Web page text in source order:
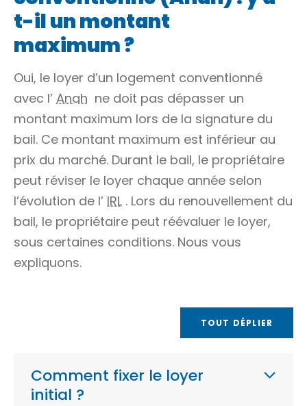
t-il un montant
maximum ?
Oui, le loyer d’un logement conventionné
avec l’ Anah ne doit pas dépasser un
montant maximum lors de la signature du
bail. Ce montant maximum est inférieur au
prix du marché. Durant le bail, le propriétaire
peut réviser le loyer chaque année selon
l’évolution de l’ IRL . Lors du renouvellement du
bail, le propriétaire peut réévaluer le loyer,
sous certaines conditions. Nous vous
expliquons.
TOUT DÉPLIER
Comment fixer le loyer
initial ?